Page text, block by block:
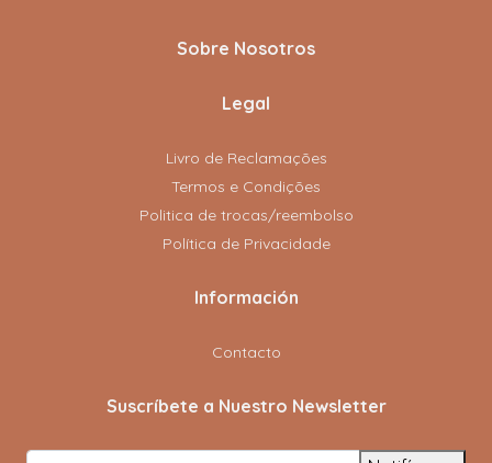
Sobre Nosotros
Legal
Livro de Reclamações
Termos e Condições
Politica de trocas/reembolso
Política de Privacidade
Información
Contacto
Suscríbete a Nuestro Newsletter